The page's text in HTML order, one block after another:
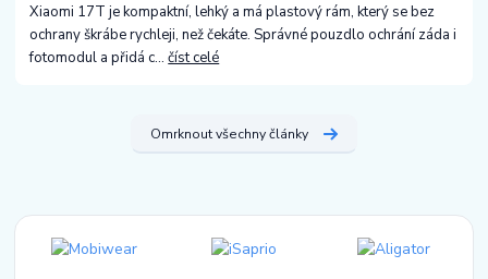
Xiaomi 17T je kompaktní, lehký a má plastový rám, který se bez
ochrany škrábe rychleji, než čekáte. Správné pouzdlo ochrání záda i
fotomodul a přidá c...číst celé
Omrknout všechny články